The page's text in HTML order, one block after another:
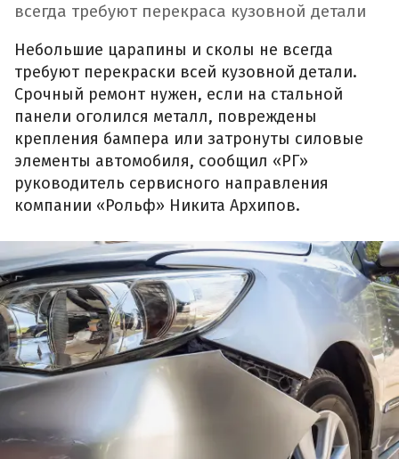
всегда требуют перекраса кузовной детали
Небольшие царапины и сколы не всегда
требуют перекраски всей кузовной детали.
Срочный ремонт нужен, если на стальной
панели оголился металл, повреждены
крепления бампера или затронуты силовые
элементы автомобиля, сообщил «РГ»
руководитель сервисного направления
компании «Рольф» Никита Архипов.